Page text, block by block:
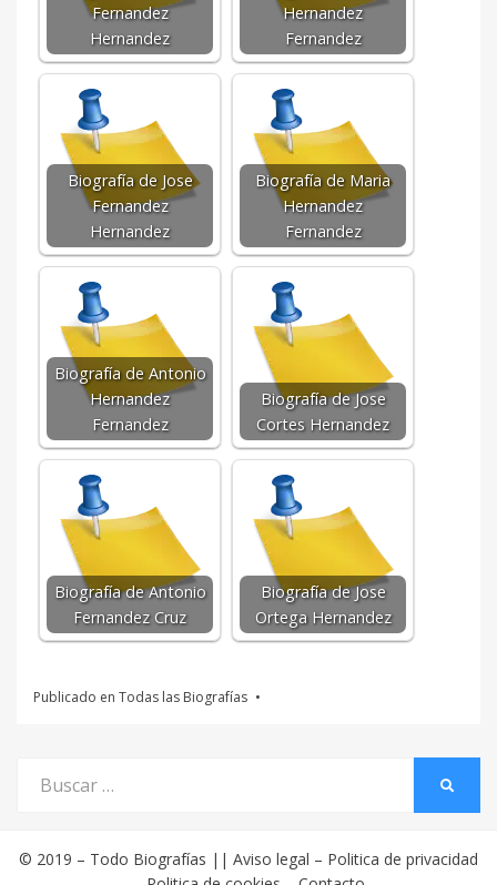
Fernandez
Hernandez
Hernandez
Fernandez
Biografía de Jose
Fernandez
Hernandez
Biografía de Maria
Hernandez
Fernandez
Biografía de Antonio
Hernandez
Fernandez
Biografía de Jose
Cortes Hernandez
Biografía de Antonio
Fernandez Cruz
Biografía de Jose
Ortega Hernandez
Publicado en Todas las Biografías
por:
© 2019 – Todo Biografías || Aviso legal – Politica de privacidad